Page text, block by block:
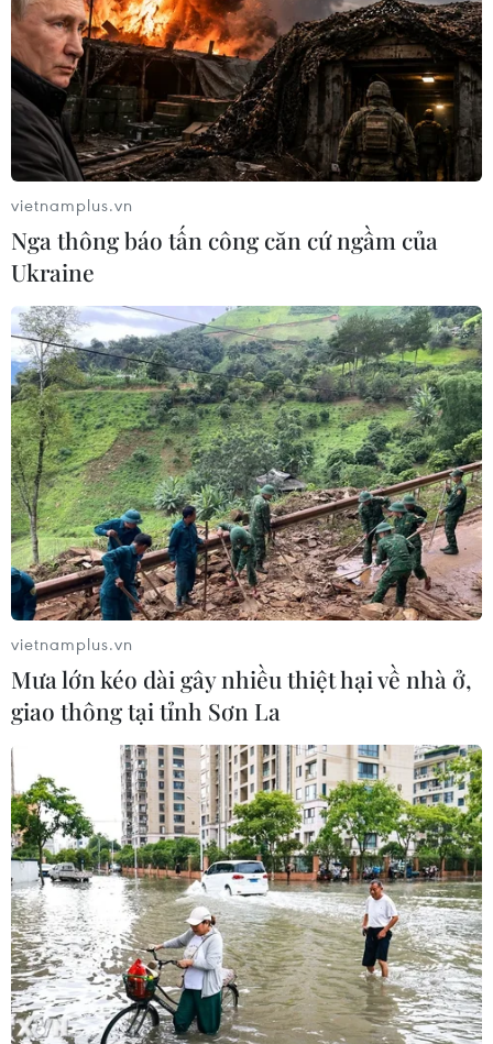
vietnamplus.vn
Nga thông báo tấn công căn cứ ngầm của
Ukraine
vietnamplus.vn
Mưa lớn kéo dài gây nhiều thiệt hại về nhà ở,
giao thông tại tỉnh Sơn La